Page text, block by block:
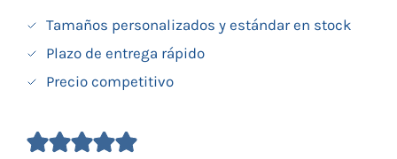
Tamaños personalizados y estándar en stock
Plazo de entrega rápido
Precio competitivo